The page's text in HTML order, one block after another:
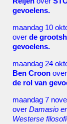
gevoelens.
maandag 10
over de
gevoelens.
maandag 24
Ben Croon over
de rol van
maandag 7
over Damasio
Westerse